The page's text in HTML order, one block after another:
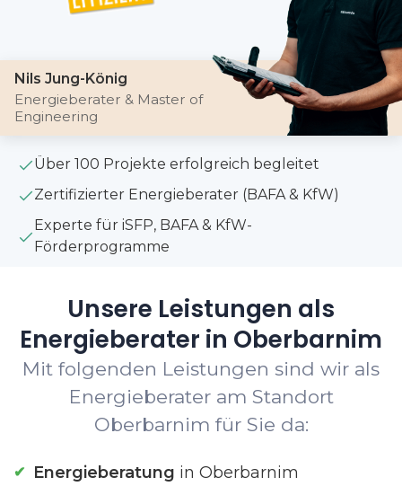
Nils Jung-König
Energieberater & Master of
Engineering
Über 100 Projekte erfolgreich begleitet
Zertifizierter Energieberater (BAFA & KfW)
Experte für iSFP, BAFA & KfW-
Förderprogramme
Unsere Leistungen als
Energieberater in Oberbarnim
Mit folgenden Leistungen sind wir als
Energieberater am Standort
Oberbarnim für Sie da:
Energieberatung in Oberbarnim